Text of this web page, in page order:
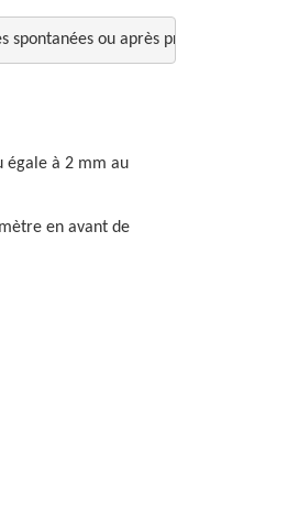
spontanées ou après prise en
égale à 2 mm au
en avant de